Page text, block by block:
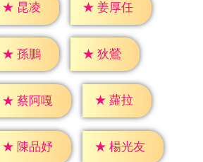
★ 昆凌 ★ 姜厚任
★ 孫鵬 ★ 狄鶯
★ 蔡阿嘎 ★ 蘿拉
★ 陳品妤 ★ 楊光友